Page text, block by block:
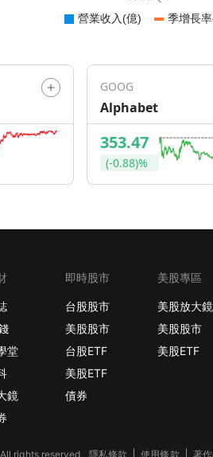
GOOG
Alphabet
353.47
(-0.88)%
堂
鏡
即時股市
台股股市
美股股市
台股ETF
美股ETF
債券
美股專區
美股放大鏡
美股股市
美股ETF
rights reserved. 隱私條款 使用條款 著